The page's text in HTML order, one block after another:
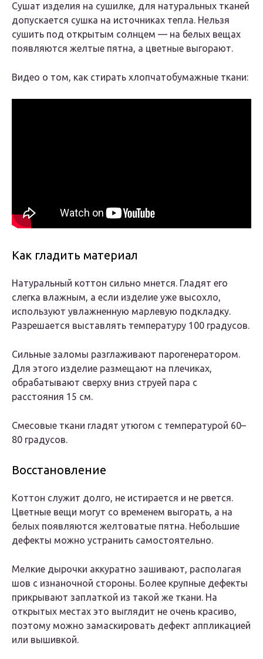
Сушат изделия на сушилке, для натуральных тканей
допускается сушка на источниках тепла. Нельзя
сушить под открытым солнцем — на белых вещах
появляются желтые пятна, а цветные выгорают.
Видео о том, как стирать хлопчатобумажные ткани:
Как гладить материал
Натуральный коттон сильно мнется. Гладят его
слегка влажным, а если изделие уже высохло,
используют увлажненную марлевую подкладку.
Разрешается выставлять температуру 100 градусов.
Сильные заломы разглаживают парогенератором.
Для этого изделие размещают на плечиках,
обрабатывают сверху вниз струей пара с
расстояния 15 см.
Смесовые ткани гладят утюгом с температурой 60–
80 градусов.
Восстановление
Коттон служит долго, не истирается и не рвется.
Цветные вещи могут со временем выгорать, а на
белых появляются желтоватые пятна. Небольшие
дефекты можно устранить самостоятельно.
Мелкие дырочки аккуратно зашивают, располагая
шов с изнаночной стороны. Более крупные дефекты
прикрывают заплаткой из такой же ткани. На
открытых местах это выглядит не очень красиво,
поэтому можно замаскировать дефект аппликацией
или вышивкой.